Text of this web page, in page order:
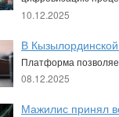
10.12.2025
В
Платформа
08.12.2025
Мажилис принял